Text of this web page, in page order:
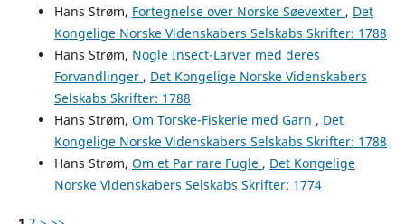
Hans Strøm, Fortegnelse over Norske Søevexter , Det
Kongelige Norske Videnskabers Selskabs Skrifter: 1788
Hans Strøm, Nogle Insect-Larver med deres
Forvandlinger , Det Kongelige Norske Videnskabers
Selskabs Skrifter: 1788
Hans Strøm, Om Torske-Fiskerie med Garn , Det
Kongelige Norske Videnskabers Selskabs Skrifter: 1788
Hans Strøm, Om et Par rare Fugle , Det Kongelige
Norske Videnskabers Selskabs Skrifter: 1774